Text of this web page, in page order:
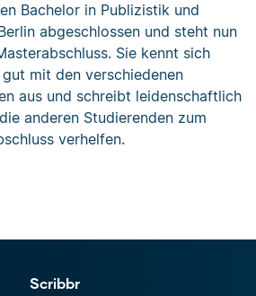
Bachelor in Publizistik und
abgeschlossen und steht nun
Sie kennt sich
mit den verschiedenen
aus und schreibt leidenschaftlich
anderen Studierenden zum
verhelfen.
Scribbr